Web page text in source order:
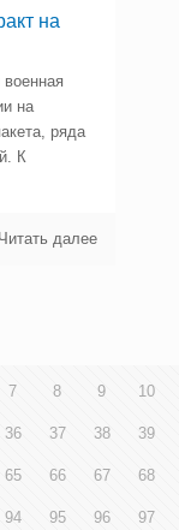
на
на
ряда
К
Читать далее
7 8 9 10
36 37 38 39
65 66 67 68
94 95 96 97